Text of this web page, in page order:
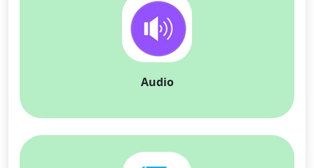
Audio